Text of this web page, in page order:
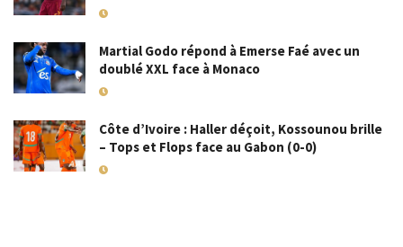
Martial Godo répond à Emerse Faé avec un
doublé XXL face à Monaco
Côte d’Ivoire : Haller déçoit, Kossounou brille
– Tops et Flops face au Gabon (0-0)